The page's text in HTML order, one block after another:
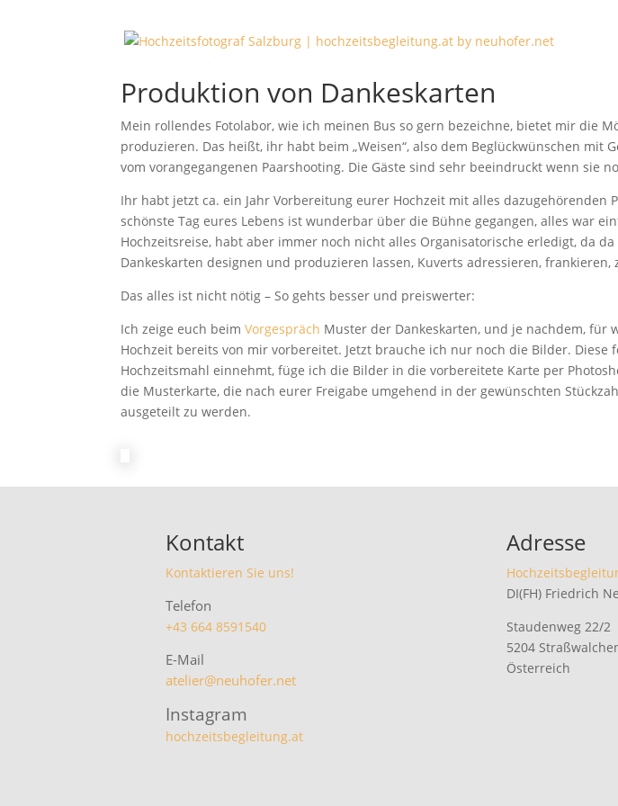
Produktion von Dankeskarten
Mein rollendes Fotolabor, wie ich meinen Bus so gern bezeichne, bietet mir die
produzieren. Das heißt, ihr habt beim „Weisen“, also dem Beglückwünschen mit
vom vorangegangenen Paarshooting. Die Gäste sind sehr beeindruckt wenn sie
Ihr habt jetzt ca. ein Jahr Vorbereitung eurer Hochzeit mit alles
schönste Tag eures Lebens ist wunderbar über die Bühne gegangen, alles war
Hochzeitsreise, habt aber immer noch nicht alles Organisatorische erledigt, da
Dankeskarten designen und produzieren lassen, Kuverts adressieren,
Das alles ist nicht nötig – So gehts besser und preiswerter:
Ich zeige euch beimVorgespräch Muster der Dankeskarten, und je nachdem, für
Hochzeit bereits von mir vorbereitet. Jetzt brauche ich nur noch die Bilder.
Hochzeitsmahl einnehmt, füge ich die Bilder in die vorbereitete Karte per
die Musterkarte, die nach eurer Freigabe umgehend in der gewünschten
ausgeteilt zu werden.
Kontakt
Kontaktieren Sie uns!
Telefon
+43 664 8591540
E-Mail
atelier@neuhofer.net
Instagram
hochzeitsbegleitung.at
Adresse
DI(FH) Friedrich
Staudenweg 22/2
5204
Österreich